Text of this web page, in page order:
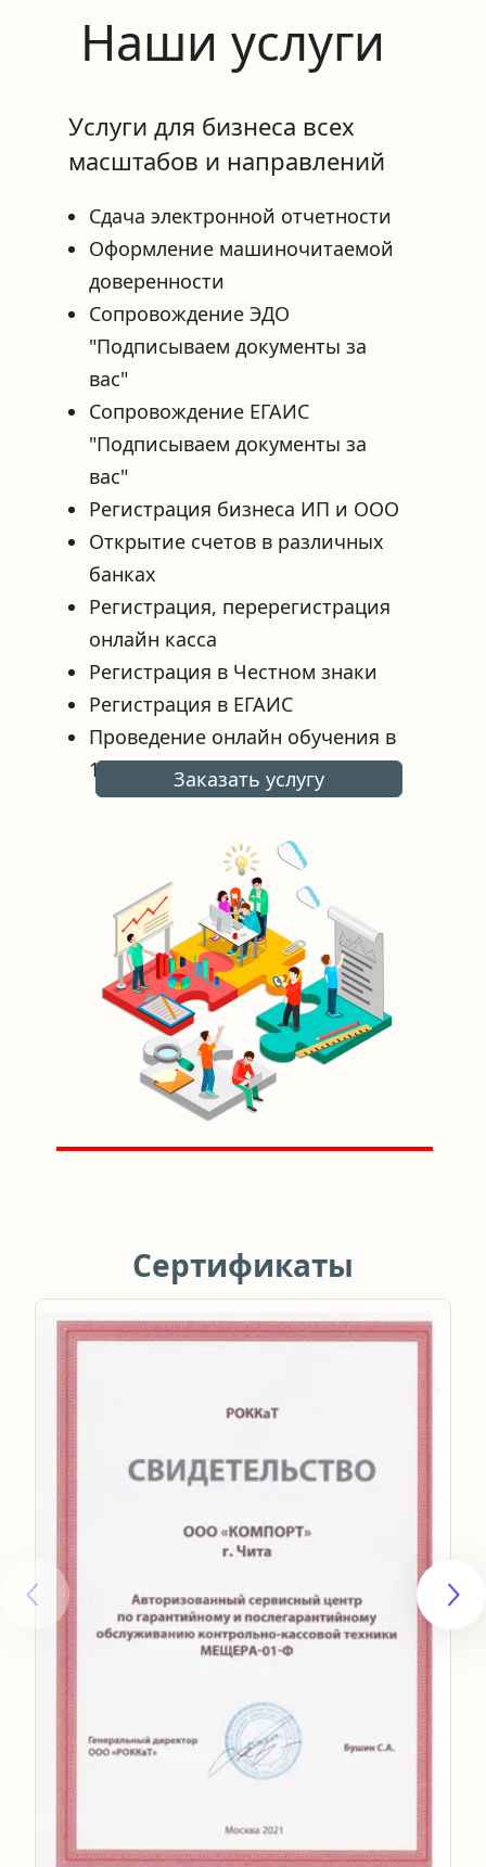
Наши услуги
Услуги для бизнеса всех
масштабов и направлений
Сдача электронной отчетности
Оформление машиночитаемой
доверенности
Сопровождение ЭДО
"Подписываем документы за
вас"
Сопровождение ЕГАИС
"Подписываем документы за
вас"
Регистрация бизнеса ИП и ООО
Открытие счетов в различных
банках
Регистрация, перерегистрация
онлайн касса
Регистрация в Честном знаки
Регистрация в ЕГАИС
Проведение онлайн обучения в
1С: Предприятие
Заказать услугу
Сертификаты